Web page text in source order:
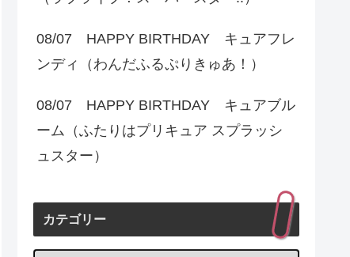
08/07 HAPPY BIRTHDAY キュアフレ
ンディ（わんだふるぷりきゅあ！）
08/07 HAPPY BIRTHDAY キュアブル
ーム（ふたりはプリキュア スプラッシ
ュスター）
カテゴリー